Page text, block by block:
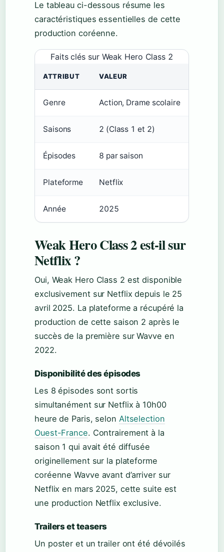
Le tableau ci-dessous résume les
caractéristiques essentielles de cette
production coréenne.
Faits clés sur Weak Hero Class 2
ATTRIBUT VALEUR
Genre Action, Drame scolaire
Saisons 2 (Class 1 et 2)
Épisodes 8 par saison
Plateforme Netflix
Année 2025
Weak Hero Class 2 est-il sur
Netflix ?
Oui, Weak Hero Class 2 est disponible
exclusivement sur Netflix depuis le 25
avril 2025. La plateforme a récupéré la
production de cette saison 2 après le
succès de la première sur Wavve en
2022.
Disponibilité des épisodes
Les 8 épisodes sont sortis
simultanément sur Netflix à 10h00
heure de Paris, selon Altselection
Ouest-France. Contrairement à la
saison 1 qui avait été diffusée
originellement sur la plateforme
coréenne Wavve avant d’arriver sur
Netflix en mars 2025, cette suite est
une production Netflix exclusive.
Trailers et teasers
Un poster et un trailer ont été dévoilés